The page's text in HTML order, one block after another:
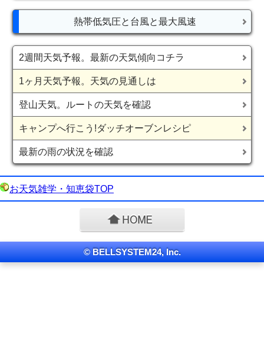
熱帯低気圧と台風と最大風速
2週間天気予報。最新の天気傾向コチラ
1ヶ月天気予報。天気の見通しは
登山天気。ルートの天気を確認
キャンプへ行こう!ダッチオーブンレシピ
最新の雨の状況を確認
お天気雑学・知恵袋TOP
© BELLSYSTEM24, Inc.